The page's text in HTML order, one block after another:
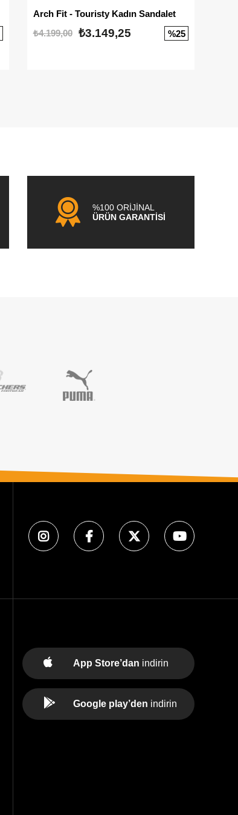
Arch Fit - Touristy Kadın Sandalet
₺4.199,00
₺3.149,25 %25
%100 ORİJİNAL
ÜRÜN GARANTİSİ
App Store’dan indirin
Google play’den indirin